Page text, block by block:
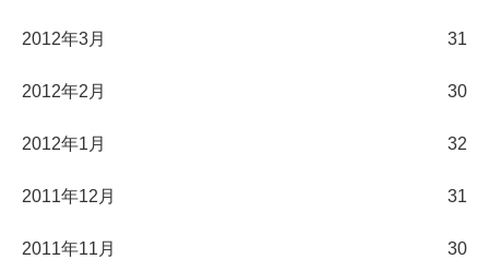
2012年3月 31
2012年2月 30
2012年1月 32
2011年12月 31
2011年11月 30